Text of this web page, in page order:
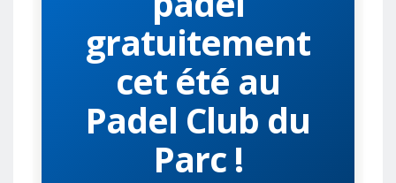
gratuitement
cet été au
Padel Club du
Parc !